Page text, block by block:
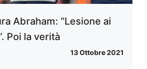
Abraham: “Lesione ai
Poi la verità
13 Ottobre 2021